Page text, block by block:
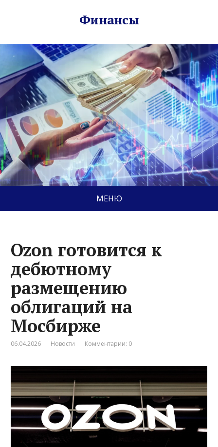
Финансы
МЕНЮ
Ozon готовится к
дебютному
размещению
облигаций на
Мосбирже
06.04.2026 Новости Комментарии: 0